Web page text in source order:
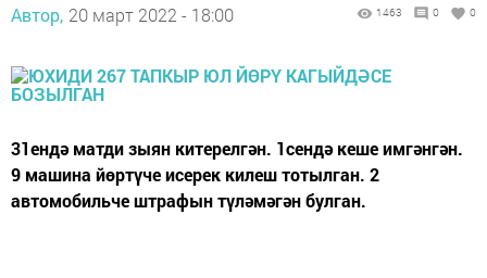
Автор, 20 март 2022 - 18:00 1463 0 0
31ендә матди зыян китерелгән. 1сендә кеше имгәнгән.
9 машина йөртүче исерек килеш тотылган. 2
автомобильче штрафын түләмәгән булган.